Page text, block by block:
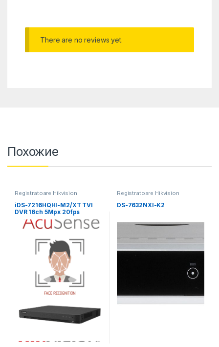
There are no reviews yet.
Похожие
Registratoare Hikvision
iDS-7216HQHI-M2/XT TVI
DVR 16ch 5Mpx 20fps
Registratoare Hikvision
DS-7632NXI-K2